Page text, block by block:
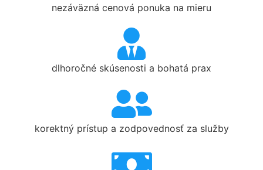
nezáväzná cenová ponuka na mieru
dlhoročné skúsenosti a bohatá prax
korektný prístup a zodpovednosť za služby